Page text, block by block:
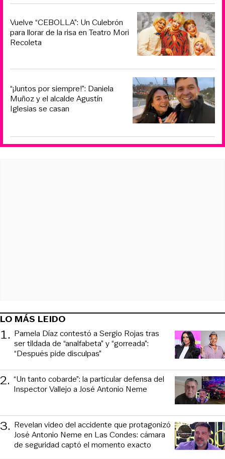
Vuelve “CEBOLLA”: Un Culebrón
para llorar de la risa en Teatro Mori
Recoleta
“¡Juntos por siempre!”: Daniela
Muñoz y el alcalde Agustín
Iglesias se casan
LO MÁS LEIDO
1. Pamela Díaz contestó a Sergio Rojas tras
ser tildada de “analfabeta” y “gorreada”:
“Después pide disculpas”
2. “Un tanto cobarde”: la particular defensa del
Inspector Vallejo a José Antonio Neme
3. Revelan video del accidente que protagonizó
José Antonio Neme en Las Condes: cámara
de seguridad captó el momento exacto